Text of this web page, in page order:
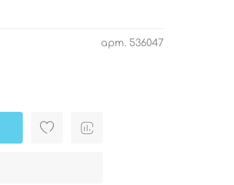
арт. 536047